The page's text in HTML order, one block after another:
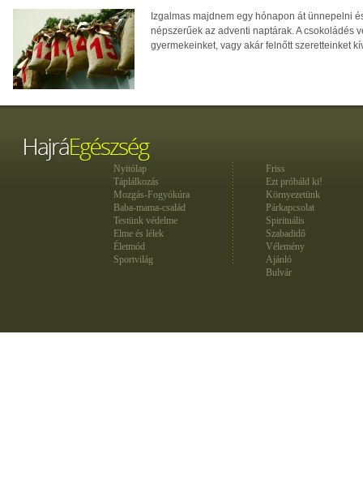
Izgalmas majdnem egy hónapon át ünnepelni
népszerűek az adventi naptárak. A csokoládés
gyermekeinket, vagy akár felnőtt szeretteinket
Nyitólap
Táplálkozás
Mozgás-Fogyókúra
Baba-mama-család
Testünk védelme
Elme és lélek
Életmód
Sportvilág
Friss
Ezt próbáld ki!
Környezetünk
Párkapcsolat
Spirituális
Szabadidő
Vélemény
Ajánló
Bulvár